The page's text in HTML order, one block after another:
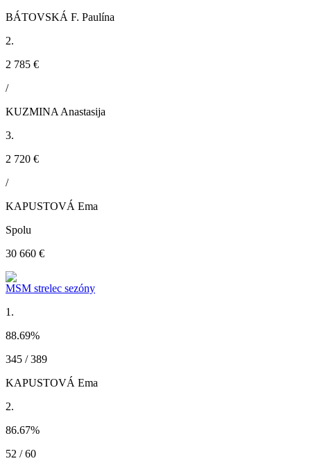
BÁTOVSKÁ F. Paulína
2.
2 785 €
/
KUZMINA Anastasija
3.
2 720 €
/
KAPUSTOVÁ Ema
Spolu
30 660 €
MSM strelec sezóny
1.
88.69%
345 / 389
KAPUSTOVÁ Ema
2.
86.67%
52 / 60